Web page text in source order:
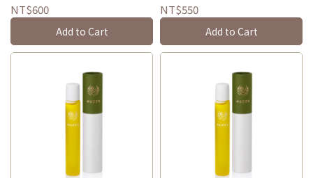
NT$600
Add to Cart
NT$550
Add to Cart